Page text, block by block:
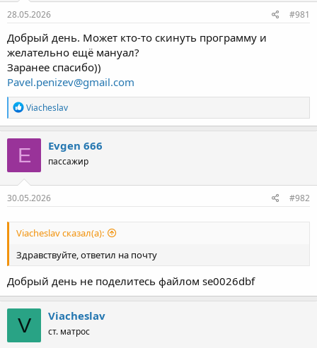
28.05.2026 #981
Добрый день. Может кто-то скинуть программу и
желательно ещё мануал?
Заранее спасибо))
Pavel.penizev@gmail.com
Р
е
а
к
ц
и
и
:
Viacheslav
E Evgen 666
пассажир
30.05.2026 #982
Viacheslav сказал(а):
Здравствуйте, ответил на почту
Добрый день не поделитесь файлом se0026dbf
V Viacheslav
ст. матрос